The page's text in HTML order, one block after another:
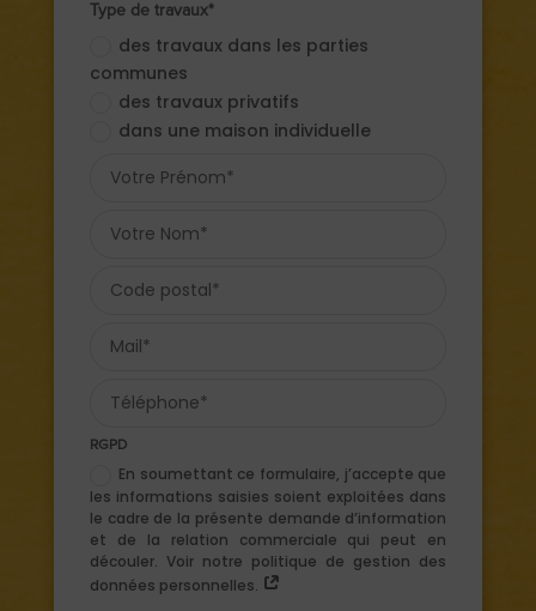
Type de travaux*
des travaux dans les parties
communes
des travaux privatifs
dans une maison individuelle
RGPD
En soumettant ce formulaire, j’accepte que
les informations saisies soient exploitées dans
le cadre de la présente demande d’information
et de la relation commerciale qui peut en
découler. Voir notre politique de gestion des
données personnelles.